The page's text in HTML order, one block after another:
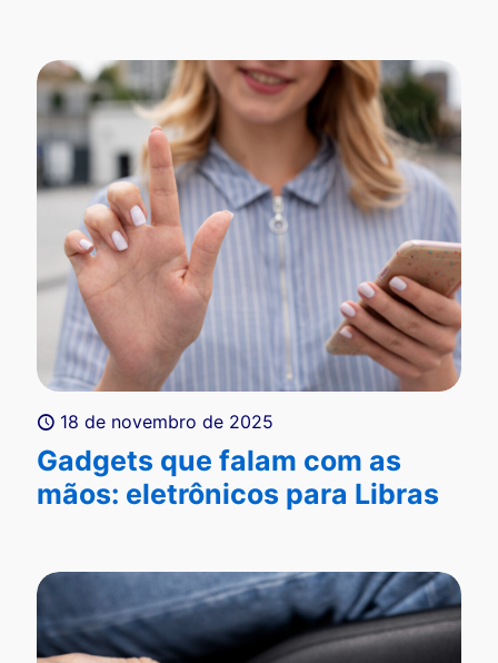
18 de novembro de 2025
Gadgets que falam com as
mãos: eletrônicos para Libras